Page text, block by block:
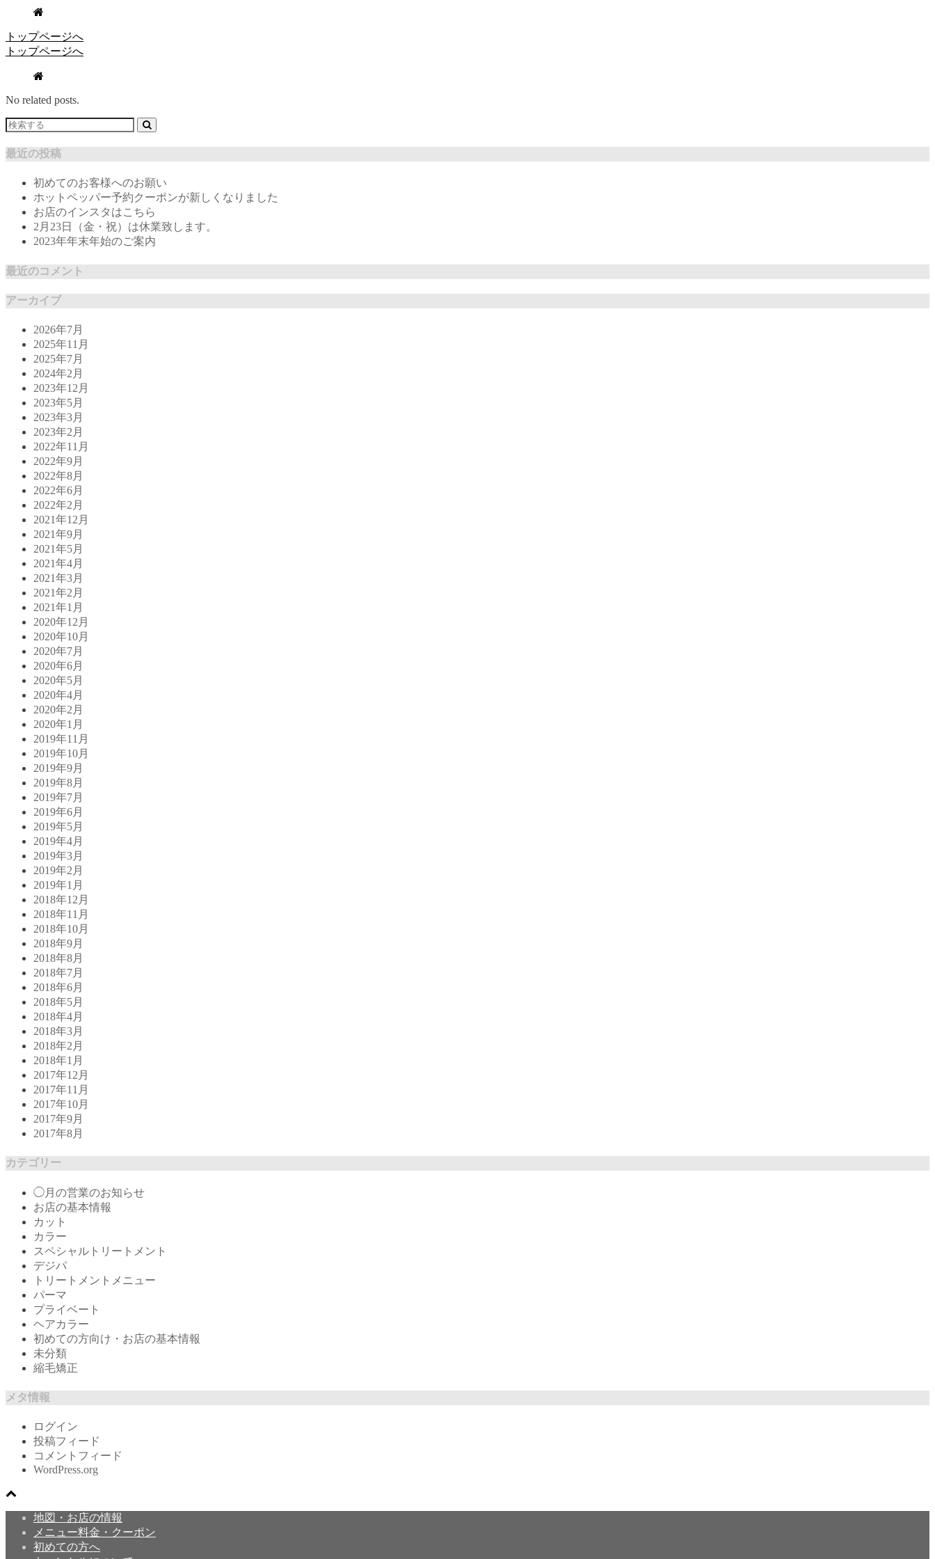
トップページへ
トップページへ
No related posts.
最近の投稿
初めてのお客様へのお願い
ホットペッパー予約クーポンが新しくなりました
お店のインスタはこちら
2月23日（金・祝）は休業致します。
2023年年末年始のご案内
最近のコメント
アーカイブ
2026年7月
2025年11月
2025年7月
2024年2月
2023年12月
2023年5月
2023年3月
2023年2月
2022年11月
2022年9月
2022年8月
2022年6月
2022年2月
2021年12月
2021年9月
2021年5月
2021年4月
2021年3月
2021年2月
2021年1月
2020年12月
2020年10月
2020年7月
2020年6月
2020年5月
2020年4月
2020年2月
2020年1月
2019年11月
2019年10月
2019年9月
2019年8月
2019年7月
2019年6月
2019年5月
2019年4月
2019年3月
2019年2月
2019年1月
2018年12月
2018年11月
2018年10月
2018年9月
2018年8月
2018年7月
2018年6月
2018年5月
2018年4月
2018年3月
2018年2月
2018年1月
2017年12月
2017年11月
2017年10月
2017年9月
2017年8月
カテゴリー
◯月の営業のお知らせ
お店の基本情報
カット
カラー
スペシャルトリートメント
デジパ
トリートメントメニュー
パーマ
プライベート
ヘアカラー
初めての方向け・お店の基本情報
未分類
縮毛矯正
メタ情報
ログイン
投稿フィード
コメントフィード
WordPress.org
地図・お店の情報
メニュー料金・クーポン
初めての方へ